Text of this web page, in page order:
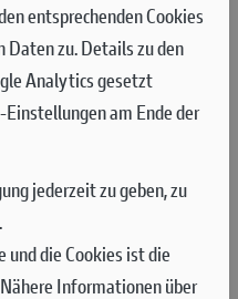
KRÖNT DAS
feierten beim Großen Preis von
den Grand Prix am Sonntag.
dem sechsten Platz.
entsprechenden Cookies
zu. Details zu den
Analytics gesetzt
am Ende der
jederzeit zu geben, zu
die Cookies ist die
Informationen über